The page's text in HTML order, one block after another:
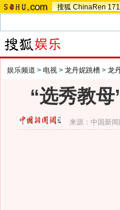
搜狐 ChinaRen
娱乐频道 > 电视 > 龙丹妮跳槽 > 龙
“选秀教
来源： 中国新闻